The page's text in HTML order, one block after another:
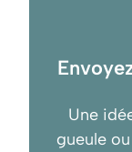
Une
gueule